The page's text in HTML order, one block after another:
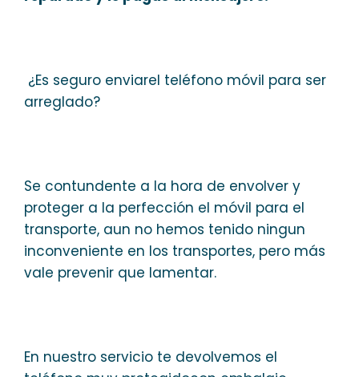
¿Es seguro enviarel teléfono móvil para ser
arreglado?
Se contundente a la hora de envolver y
proteger a la perfección el móvil para el
transporte, aun no hemos tenido ningun
inconveniente en los transportes, pero más
vale prevenir que lamentar.
En nuestro servicio te devolvemos el